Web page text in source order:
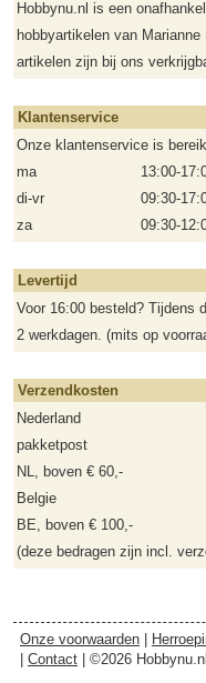
Hobbynu.nl is een
hobbyartikelen van
artikelen zijn bij ons
Klantenservice
Onze klantenservice is
ma
13:00-
di-vr
09:30-
za
09:30-
Levertijd
Voor 16:00 besteld? Tijdens
2 werkdagen. (mits op
Verzendkosten
Nederland
pakketpost
NL, boven € 60,-
Belgie
BE, boven € 100,-
(deze bedragen zijn incl.
Onze voorwaarden
Contact | ©2026